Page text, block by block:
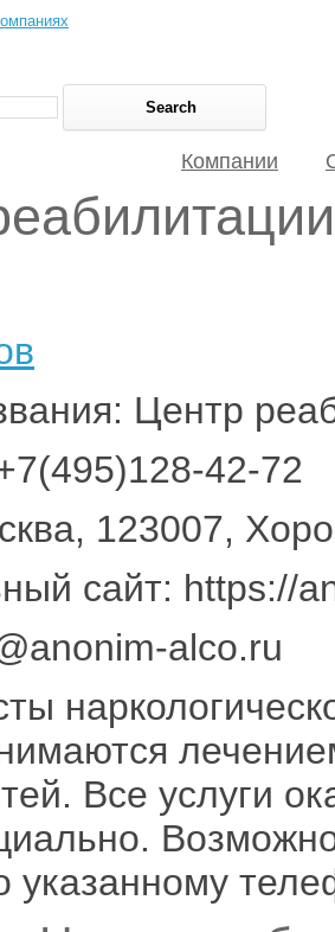
Компании
Центр
42-72
123007,
сайт: https://
alco.ru
Все услуги
указанному